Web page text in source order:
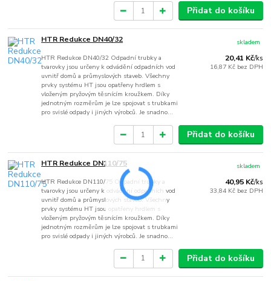
Přidat do košíku
HTR Redukce DN40/32
HTR Redukce DN40/32 Odpadní trubky a
tvarovky jsou určeny k odvádění odpadních vod
uvnitř domů a průmyslových staveb. Všechny
prvky systému HT jsou opatřeny hrdlem s
vloženým pryžovým těsnícím kroužkem. Díky
jednotným rozměrům je lze spojovat s trubkami
pro svislé odpady i jiných výrobců. Je snadno...
20,41 Kč/ks
16,87 Kč bez DPH
skladem
Přidat do košíku
HTR Redukce DN110/75
HTR Redukce DN110/75 Odpadní trubky a
tvarovky jsou určeny k odvádění odpadních vod
uvnitř domů a průmyslových staveb. Všechny
prvky systému HT jsou opatřeny hrdlem s
vloženým pryžovým těsnícím kroužkem. Díky
jednotným rozměrům je lze spojovat s trubkami
pro svislé odpady i jiných výrobců. Je snadno...
40,95 Kč/ks
33,84 Kč bez DPH
skladem
Přidat do košíku